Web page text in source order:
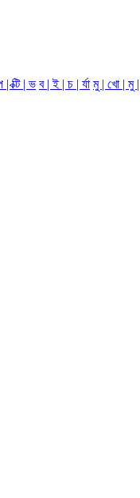
| ক্টি | ভ ব | ই | চ | র্যা মু | খো | মু